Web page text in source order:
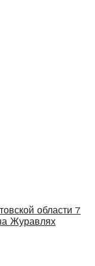
области 7
Журавлях